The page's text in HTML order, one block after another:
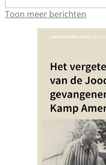
Toon meer berichten